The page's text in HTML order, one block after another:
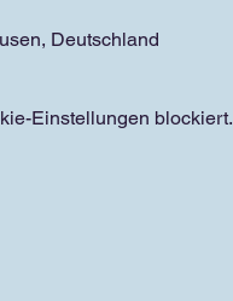
Deutschland
Einstellungen blockiert.